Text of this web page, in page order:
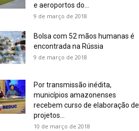
e aeroportos do...
9 de março de 2018
Bolsa com 52 mãos humanas é
encontrada na Rússia
9 de março de 2018
Por transmissão inédita,
municípios amazonenses
recebem curso de elaboração de
projetos...
10 de março de 2018